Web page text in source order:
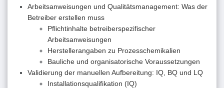
Arbeitsanweisungen und Qualitätsmanagement: Was der
Betreiber erstellen muss
Pflichtinhalte betreiberspezifischer
Arbeitsanweisungen
Herstellerangaben zu Prozesschemikalien
Bauliche und organisatorische Voraussetzungen
Validierung der manuellen Aufbereitung: IQ, BQ und LQ
Installationsqualifikation (IQ)